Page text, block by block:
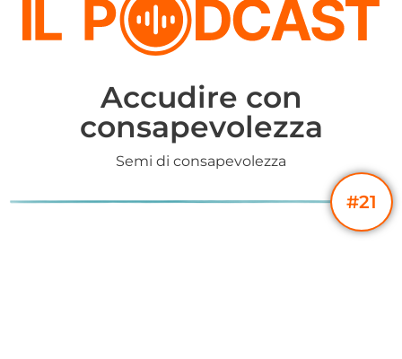
Accudire con
consapevolezza
Semi di consapevolezza
#21